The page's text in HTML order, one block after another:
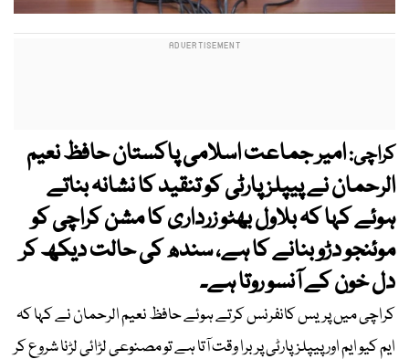
کراچی:امیر جماعت اسلامی پاکستان حافظ نعیم
الرحمان نے پیپلز پارٹی کو تنقید کا نشانہ بناتے
ہوئے کہا کہ بلاول بھٹو زرداری کا مشن کراچی کو
موئنجو دڑو بنانے کا ہے، سندھ کی حالت دیکھ کر
دل خون کے آنسو روتا ہے۔
کراچی میں پریس کانفرنس کرتے ہوئے حافظ نعیم الرحمان نے کہا کہ
ایم کیو ایم اور پیپلزپارٹی پر برا وقت آتا ہے تو مصنوعی لڑائی لڑنا شروع کر